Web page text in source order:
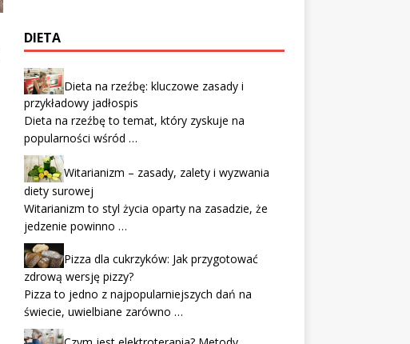
DIETA
Dieta na rzeźbę: kluczowe zasady i
przykładowy jadłospis
Dieta na rzeźbę to temat, który zyskuje na
popularności wśród …
Witarianizm – zasady, zalety i wyzwania
diety surowej
Witarianizm to styl życia oparty na zasadzie, że
jedzenie powinno …
Pizza dla cukrzyków: Jak przygotować
zdrową wersję pizzy?
Pizza to jedno z najpopularniejszych dań na
świecie, uwielbiane zarówno …